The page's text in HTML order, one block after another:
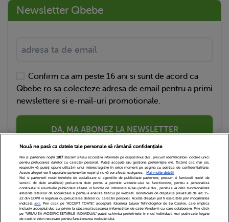
Newsletter Qbebe
Confirm ca am peste 16 ani si sunt de acord ca
Qbebe.ro sa colecteze adresa de email pentru a primi
newslettere si e-mail-uri promotionale.
DA, MA ABONEZ LA NEWSLETTER
Echipa Editoriala Newsletter Contact
Nouă ne pasă ca datele tale personale să rămână confidențiale
Noi și partenerii noștri 1017stocăm și/sau accesăm informații pe dispozitivul dvs., precum identificatorii cookie unici
pentru prelucrarea datelor cu caracter personal. Puteți accepta sau gestiona preferințele dvs. făcând clic mai jos,
respectiv vă puteți opune utilizării unui interes legitim în orice moment pe pagina cu politica de confidențialitate.
Aceste alegeri vor fi raportate partenerilor noștri și nu vă vor afecta navigarea.
Mai multe detalii
Noi si partenerii nostri (retelele de socializare si agentiile de publicitate partenere, precum si furnizorii nostri de
servicii de date analitice) prelucram date pentru a permite website-ului sa functioneze, pentru a personaliza
continutul si anunturile publicitare afisate in functie de interesele si/sau profilul dvs., pentru a va oferi functionalitati
aferente retelelor de socializare si pentru a analiza traficul pe website. Beneficiati de drepturile prevazute de art. 15-
22 din GDPR in legatura cu prelucrarea datelor cu caracter personal. Aceste drepturi pot fi exercitate prin modalitatea
indicataaici. Prin click pe “ACCEPT TOATE”, acceptati folosirea tuturor Tehnologiilor de tip Cookie, care implica
inclusiv acceptul dvs. cu privire la stocarea/accesarea informatiilor de catre Vendor-ii cu care colaboram. Prin click
pe “VREAU SA MODIFIC SETARILE INDIVIDUAL” puteti schimba preferintele in mod individual, mai putin cele legate
de cookie strict necesare pentru functionarea website-ului.